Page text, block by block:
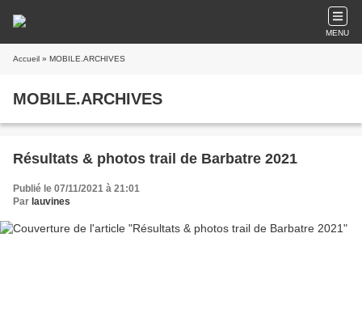
MENU
Accueil » MOBILE.ARCHIVES
MOBILE.ARCHIVES
Résultats & photos trail de Barbatre 2021
Publié le 07/11/2021 à 21:01
Par lauvines